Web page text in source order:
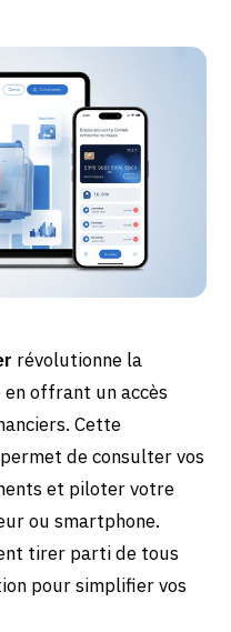
révolutionne la
offrant un accès
Cette
de consulter vos
et piloter votre
ou smartphone.
tirer parti de tous
pour simplifier vos